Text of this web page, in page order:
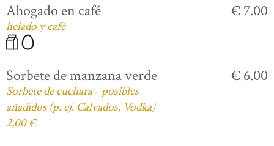
Ahogado en café
helado y café
€ 7.00
Sorbete de manzana verde
Sorbete de cuchara - posibles
añadidos (p. ej. Calvados, Vodka)
2,00 €
€ 6.00